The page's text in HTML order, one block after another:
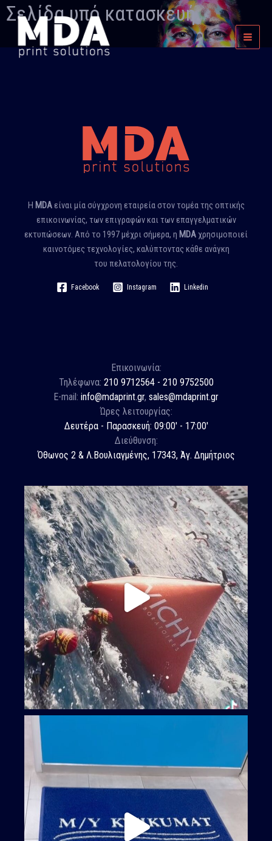
Skip
to
content
Menu
Σελίδα υπό κατασκευή.
Η MDAείναι μία σύγχρονη εταιρεία στον τομέα της οπτικής
επικοινωνίας, των επιγραφών και των επαγγελματικών
εκτυπώσεων. Από το 1997 μέχρι σήμερα, η MDAχρησιμοποιεί
καινοτόμες τεχνολογίες, καλύπτοντας κάθε ανάγκη
του πελατολογίου της.
Facebook Instagram Linkedin
Επικοινωνία:
Τηλέφωνα: 210 9712564 - 210 9752500
E-mail: info@mdaprint.gr, sales@mdaprint.gr
Ώρες λειτουργίας:
Δευτέρα - Παρασκευή: 09:00' - 17:00'
Διεύθυνση:
Όθωνος 2 & Λ.Βουλιαγμένης, 17343, Άγ. Δημήτριος